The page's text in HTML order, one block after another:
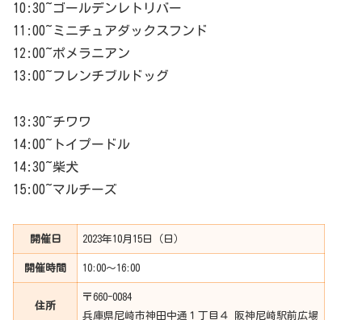
10:30~ゴールデンレトリバー
11:00~ミニチュアダックスフンド
12:00~ポメラニアン
13:00~フレンチブルドッグ
13:30~チワワ
14:00~トイプードル
14:30~柴犬
15:00~マルチーズ
開催日 2023年10月15日（日）
開催時間 10:00〜16:00
住所
〒660-0084
兵庫県尼崎市神田中通１丁目４ 阪神尼崎駅前広場